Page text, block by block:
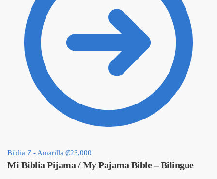
Biblia Z - Amarilla ₡23,000
Mi Biblia Pijama / My Pajama Bible – Bilingue